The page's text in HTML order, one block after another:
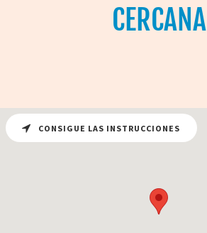
CERCANA
CONSIGUE LAS INSTRUCCIONES